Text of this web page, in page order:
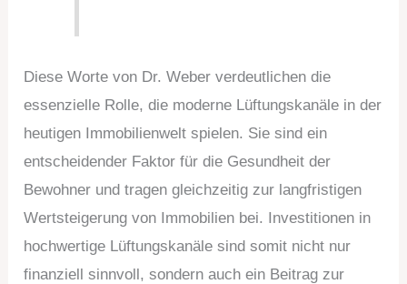
Diese Worte von Dr. Weber verdeutlichen die
essenzielle Rolle, die moderne Lüftungskanäle in der
heutigen Immobilienwelt spielen. Sie sind ein
entscheidender Faktor für die Gesundheit der
Bewohner und tragen gleichzeitig zur langfristigen
Wertsteigerung von Immobilien bei. Investitionen in
hochwertige Lüftungskanäle sind somit nicht nur
finanziell sinnvoll, sondern auch ein Beitrag zur